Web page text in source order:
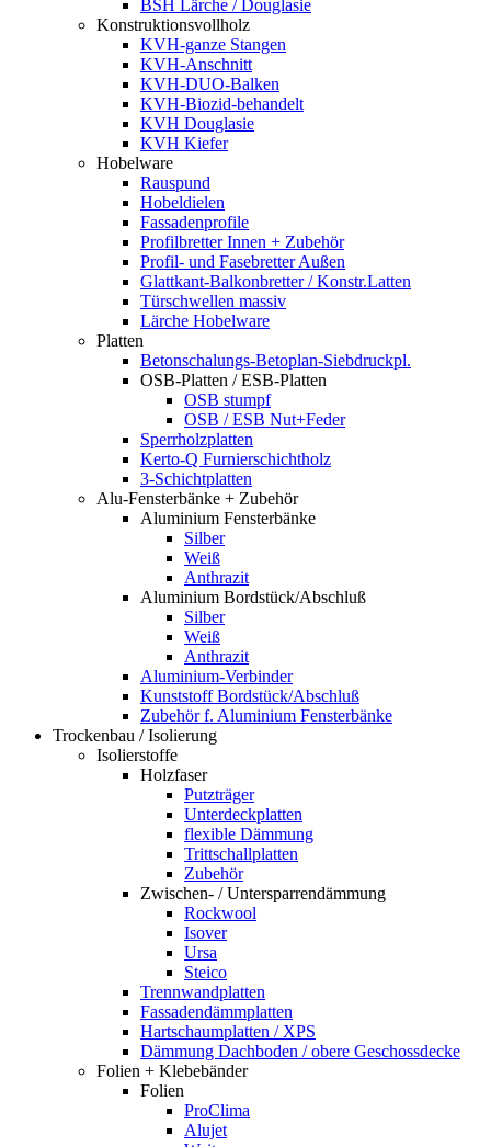
BSH Lärche / Douglasie
Konstruktionsvollholz
KVH-ganze Stangen
KVH-Anschnitt
KVH-DUO-Balken
KVH-Biozid-behandelt
KVH Douglasie
KVH Kiefer
Hobelware
Rauspund
Hobeldielen
Fassadenprofile
Profilbretter Innen + Zubehör
Profil- und Fasebretter Außen
Glattkant-Balkonbretter / Konstr.Latten
Türschwellen massiv
Lärche Hobelware
Platten
Betonschalungs-Betoplan-Siebdruckpl.
OSB-Platten / ESB-Platten
OSB stumpf
OSB / ESB Nut+Feder
Sperrholzplatten
Kerto-Q Furnierschichtholz
3-Schichtplatten
Alu-Fensterbänke + Zubehör
Aluminium Fensterbänke
Silber
Weiß
Anthrazit
Aluminium Bordstück/Abschluß
Silber
Weiß
Anthrazit
Aluminium-Verbinder
Kunststoff Bordstück/Abschluß
Zubehör f. Aluminium Fensterbänke
Trockenbau / Isolierung
Isolierstoffe
Holzfaser
Putzträger
Unterdeckplatten
flexible Dämmung
Trittschallplatten
Zubehör
Zwischen- / Untersparrendämmung
Rockwool
Isover
Ursa
Steico
Trennwandplatten
Fassadendämmplatten
Hartschaumplatten / XPS
Dämmung Dachboden / obere Geschossdecke
Folien + Klebebänder
Folien
ProClima
Alujet